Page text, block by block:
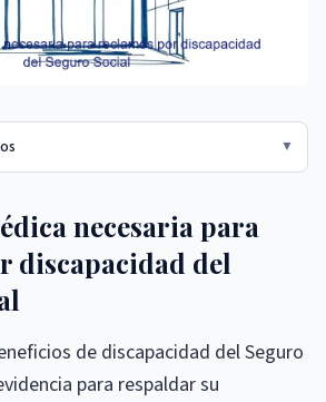
▼
necesaria para
discapacidad del
de discapacidad del Seguro
para respaldar su